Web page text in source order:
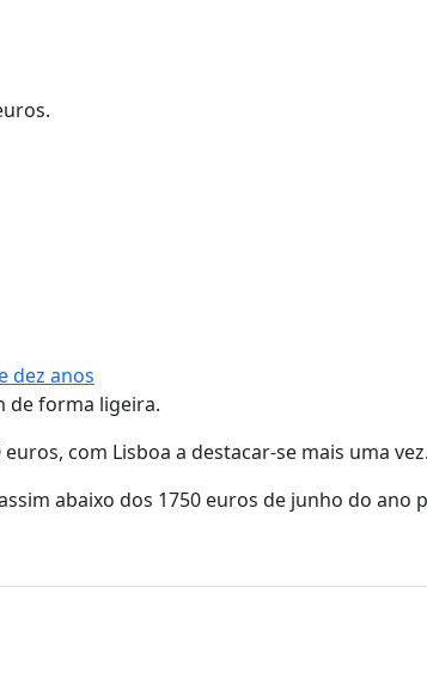
dez anos
de forma ligeira.
com Lisboa a destacar-se mais uma vez.
abaixo dos 1750 euros de junho do ano